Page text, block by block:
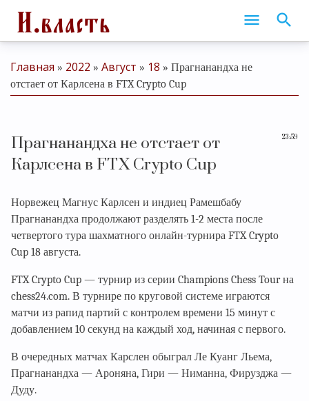
Главная » 2022 » Август » 18 » Прагнанандха не
отстает от Карлсена в FTX Crypto Cup
23:59
Прагнанандха не отстает от
Карлсена в FTX Crypto Cup
Норвежец Магнус Карлсен и индиец Рамешбабу
Прагнанандха продолжают разделять 1-2 места после
четвертого тура шахматного онлайн-турнира FTX Crypto
Cup 18 августа.
FTX Crypto Cup — турнир из серии Champions Chess Tour на
chess24.com. В турнире по круговой системе играются
матчи из рапид партий с контролем времени 15 минут с
добавлением 10 секунд на каждый ход, начиная с первого.
В очередных матчах Карслен обыграл Ле Куанг Льема,
Прагнанандха — Ароняна, Гири — Ниманна, Фирузджа —
Дуду.